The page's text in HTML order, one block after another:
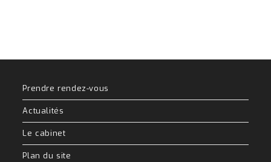
Prendre rendez-vous
Actualités
Le cabinet
Plan du site